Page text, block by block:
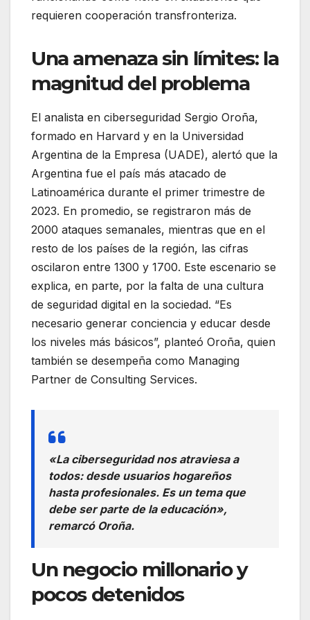
requieren cooperación transfronteriza.
Una amenaza sin límites: la
magnitud del problema
El analista en ciberseguridad Sergio Oroña,
formado en Harvard y en la Universidad
Argentina de la Empresa (UADE), alertó que la
Argentina fue el país más atacado de
Latinoamérica durante el primer trimestre de
2023. En promedio, se registraron más de
2000 ataques semanales, mientras que en el
resto de los países de la región, las cifras
oscilaron entre 1300 y 1700. Este escenario se
explica, en parte, por la falta de una cultura
de seguridad digital en la sociedad. “Es
necesario generar conciencia y educar desde
los niveles más básicos”, planteó Oroña, quien
también se desempeña como Managing
Partner de Consulting Services.
«La ciberseguridad nos atraviesa a
todos: desde usuarios hogareños
hasta profesionales. Es un tema que
debe ser parte de la educación»,
remarcó Oroña.
Un negocio millonario y
pocos detenidos